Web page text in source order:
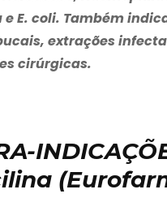
eE. coli. Também
extrações
cirúrgicas.